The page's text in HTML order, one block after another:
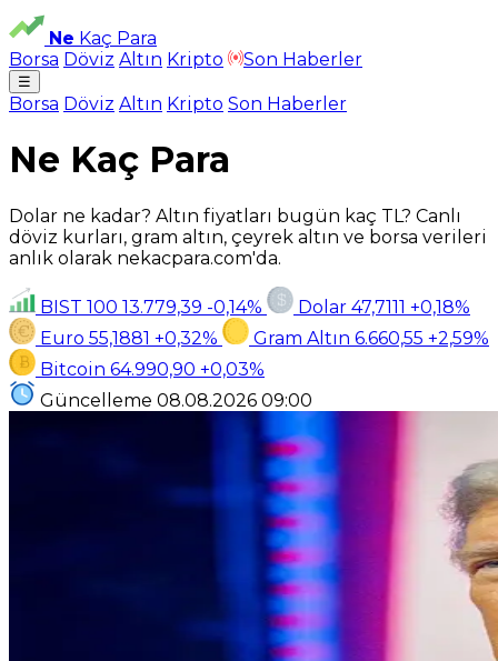
Ne Kaç Para
Borsa Döviz Altın Kripto Son Haberler
☰
Borsa Döviz Altın Kripto Son Haberler
Ne Kaç Para
Dolar ne kadar? Altın fiyatları bugün kaç TL? Canlı
döviz kurları, gram altın, çeyrek altın ve borsa verileri
anlık olarak nekacpara.com'da.
BIST 100 13.779,39 -0,14% Dolar 47,7111 +0,18%
Euro 55,1881 +0,32% Gram Altın 6.660,55 +2,59%
Bitcoin 64.990,90 +0,03%
Güncelleme 08.08.2026 09:00